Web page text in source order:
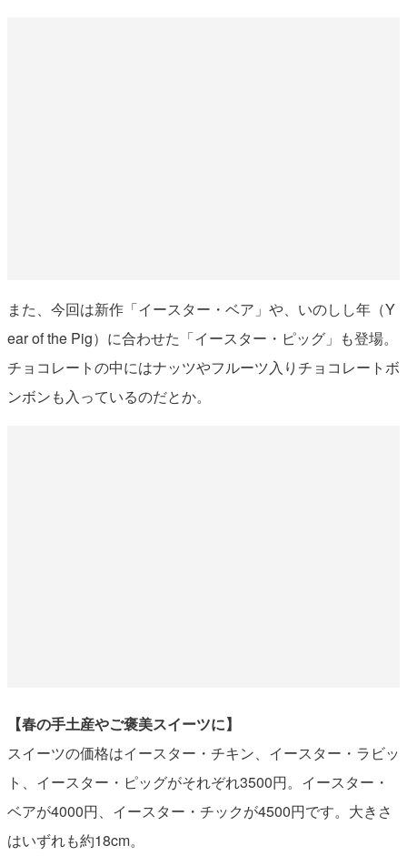
また、今回は新作「イースター・ベア」や、いのしし年（Y
ear of the Pig）に合わせた「イースター・ピッグ」も登場。
チョコレートの中にはナッツやフルーツ入りチョコレートボ
ンボンも入っているのだとか。
【春の手土産やご褒美スイーツに】
スイーツの価格はイースター・チキン、イースター・ラビッ
ト、イースター・ピッグがそれぞれ3500円。イースター・
ベアが4000円、イースター・チックが4500円です。大きさ
はいずれも約18cm。